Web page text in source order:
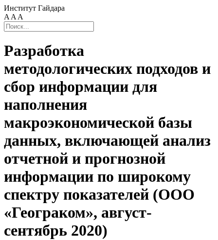
Институт Гайдара
A A A
Разработка
методологических подходов и
сбор информации для
наполнения
макроэкономической базы
данных, включающей анализ
отчетной и прогнозной
информации по широкому
спектру показателей (ООО
«Геограком», август-
сентябрь 2020)